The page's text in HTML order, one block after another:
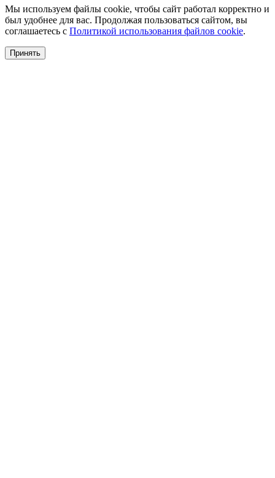
Мы используем файлы cookie, чтобы сайт работал корректно и
был удобнее для вас. Продолжая пользоваться сайтом, вы
соглашаетесь с Политикой использования файлов cookie.
Принять